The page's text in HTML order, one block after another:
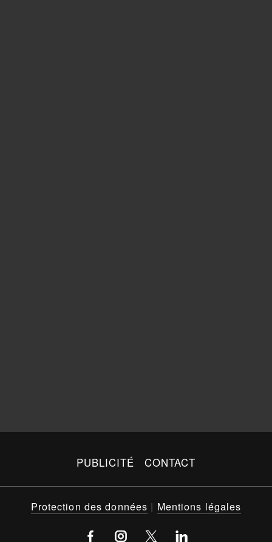
PUBLICITÉ CONTACT
Protection des données | Mentions légales